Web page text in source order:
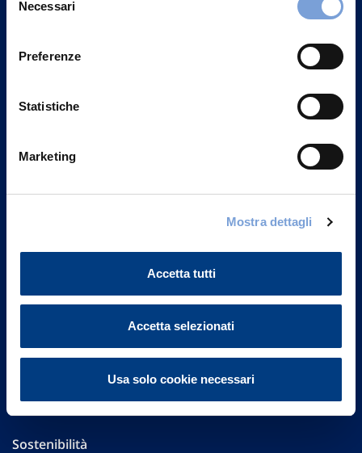
può trovare nel footer del sito nella sezione "Informativa
delNecessari
Preferenze
Statistiche
Marketing
Mostra dettagli
Accetta tutti
Accetta selezionati
Usa solo cookie necessari
Vittoria Assicurazioni S.p.A.
Part. IVA 01329510158
FAQ
Altre informazioni
Sostenibilità